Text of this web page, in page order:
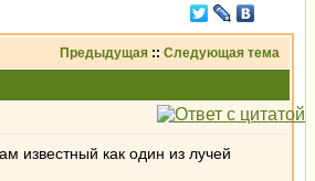
Предыдущая :: Следующая тема
известный как один из лучей